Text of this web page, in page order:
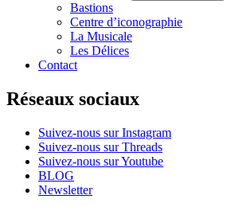
Bastions
Centre d’iconographie
La Musicale
Les Délices
Contact
Réseaux sociaux
Suivez-nous sur Instagram
Suivez-nous sur Threads
Suivez-nous sur Youtube
BLOG
Newsletter